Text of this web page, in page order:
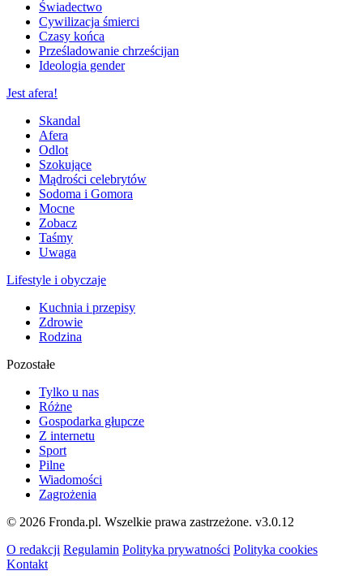
Świadectwo
Cywilizacja śmierci
Czasy końca
Prześladowanie chrześcijan
Ideologia gender
Jest afera!
Skandal
Afera
Odlot
Szokujące
Mądrości celebrytów
Sodoma i Gomora
Mocne
Zobacz
Taśmy
Uwaga
Lifestyle i obyczaje
Kuchnia i przepisy
Zdrowie
Rodzina
Pozostałe
Tylko u nas
Różne
Gospodarka głupcze
Z internetu
Sport
Pilne
Wiadomości
Zagrożenia
© 2026 Fronda.pl. Wszelkie prawa zastrzeżone. v3.0.12
O redakcji Regulamin Polityka prywatności Polityka cookies
Kontakt